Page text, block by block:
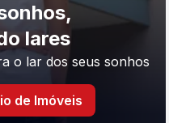
lares
o lar dos seus sonhos
de Imóveis